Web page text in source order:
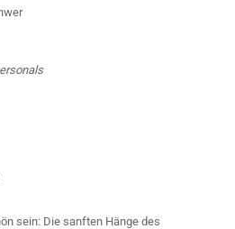
sein: Die sanften Hänge des